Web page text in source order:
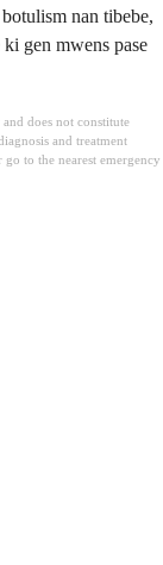
nan tibebe,
gen mwens pase
does not constitute
and treatment
to the nearest emergency